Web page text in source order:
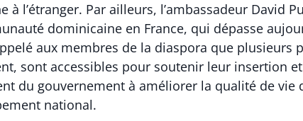
l’étranger. Par ailleurs, l’ambassadeur David
dominicaine en France, qui dépasse
aux membres de la diaspora que plusieurs
sont accessibles pour soutenir leur insertion
du gouvernement à améliorer la qualité de vie
national.